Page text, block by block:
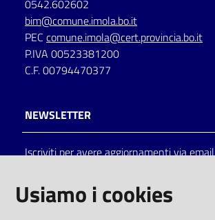
0542.602602
bim@comune.imola.bo.it
PEC comune.imola@cert.provincia.bo.it
P.IVA 00523381200
C.F. 00794470377
NEWSLETTER
Iscriviti per avere aggiornamenti via email
Usiamo i cookies